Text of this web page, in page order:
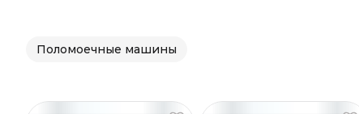
Поломоечные машины